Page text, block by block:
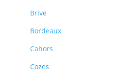
Brive
Bordeaux
Cahors
Cozes